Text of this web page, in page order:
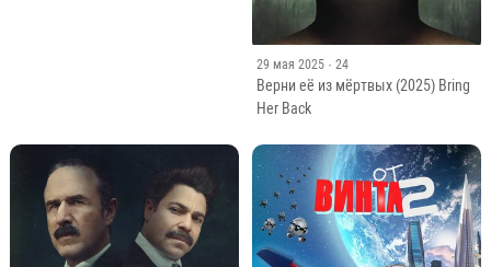
29 мая 2025 · 24
Верни её из мёртвых (2025) Bring
Her Back